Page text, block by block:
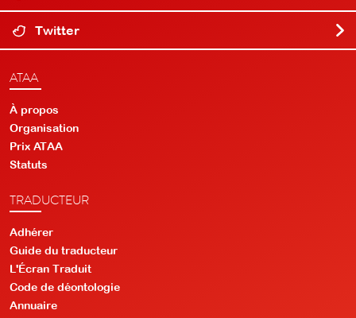
Twitter
ATAA
À propos
Organisation
Prix ATAA
Statuts
TRADUCTEUR
Adhérer
Guide du traducteur
L'Écran Traduit
Code de déontologie
Annuaire